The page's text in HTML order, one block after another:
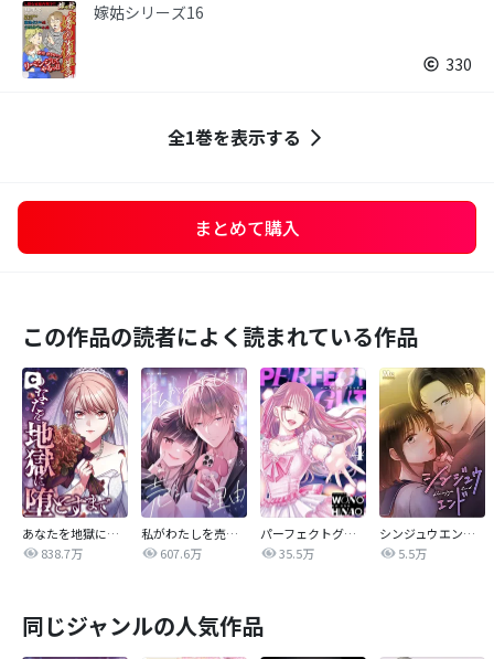
嫁姑シリーズ16
330
全1巻を表示する
まとめて購入
この作品の読者によく読まれている作品
あなたを地獄に堕とすまで
838.7万
私がわたしを売る理由
607.6万
パーフェクトグリッター
35.5万
シンジュウエンド【タテヨミ】
5.5万
同じジャンルの人気作品